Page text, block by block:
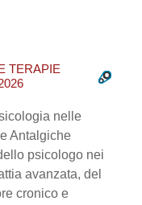
TERAPIE
nelle
Antalgiche
psicologo nei
avanzata, del
cronico e